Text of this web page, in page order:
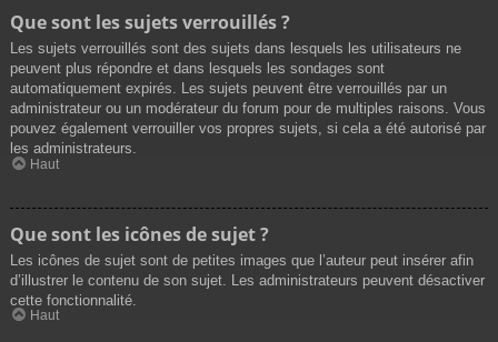
Que sont les sujets verrouillés ?
Les sujets verrouillés sont des sujets dans lesquels les utilisateurs ne
peuvent plus répondre et dans lesquels les sondages sont
automatiquement expirés. Les sujets peuvent être verrouillés par un
administrateur ou un modérateur du forum pour de multiples raisons. Vous
pouvez également verrouiller vos propres sujets, si cela a été autorisé par
les administrateurs.
Haut
Que sont les icônes de sujet ?
Les icônes de sujet sont de petites images que l’auteur peut insérer afin
d’illustrer le contenu de son sujet. Les administrateurs peuvent désactiver
cette fonctionnalité.
Haut